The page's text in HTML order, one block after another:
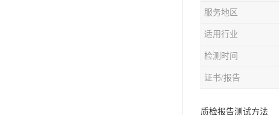
服务地区
适用行业
检测时间
证书/报告
质检报告测试方法